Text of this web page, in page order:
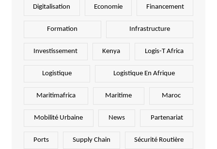
Digitalisation Economie Financement
Formation Infrastructure
Investissement Kenya Logis-T Africa
Logistique Logistique En Afrique
Maritimafrica Maritime Maroc
Mobilité Urbaine News Partenariat
Ports Supply Chain Sécurité Routière